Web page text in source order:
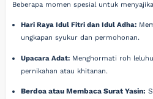
Beberapa momen spesial untuk
Hari Raya Idul Fitri dan Idul Adha:
ungkapan syukur dan permohonan.
Upacara Adat:Menghormati roh
pernikahan atau khitanan.
Berdoa atau Membaca Surat Yasin: